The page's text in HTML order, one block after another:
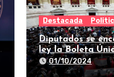
Destacada
Diputados se
ley la Boleta
larga sesión
01/10/2024